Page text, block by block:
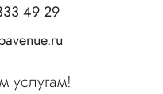
49 29
услугам!